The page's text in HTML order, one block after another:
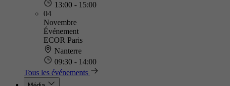
13:00 - 15:00
04
Novembre
Événement
ECOR Paris
Nanterre
09:30 - 14:00
Tous les événements